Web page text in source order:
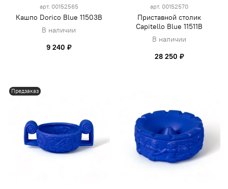
арт. 00152565
Кашпо Dorico Blue 11503B
В наличии
9 240 ₽
арт. 00152570
Приставной столик
Capitello Blue 11511B
В наличии
28 250 ₽
Предзаказ